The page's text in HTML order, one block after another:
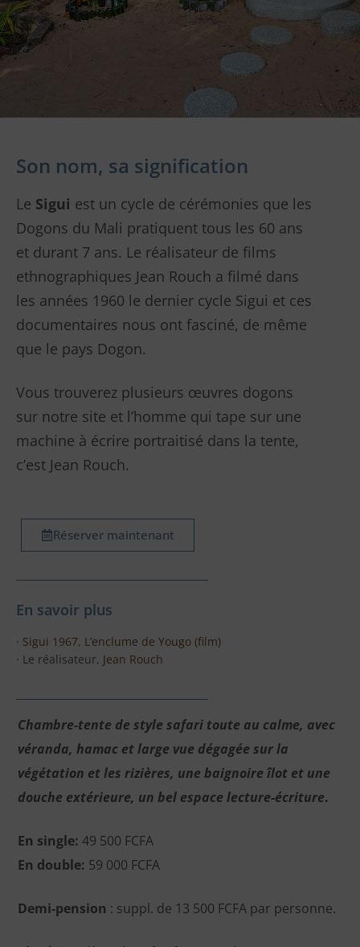
Son nom, sa signification
Le Sigui est un cycle de cérémonies que les
Dogons du Mali pratiquent tous les 60 ans
et durant 7 ans. Le réalisateur de films
ethnographiques Jean Rouch a filmé dans
les années 1960 le dernier cycle Sigui et ces
documentaires nous ont fasciné, de même
que le pays Dogon.
Vous trouverez plusieurs œuvres dogons
sur notre site et l’homme qui tape sur une
machine à écrire portraitisé dans la tente,
c’est Jean Rouch.
Réserver maintenant
En savoir plus
· Sigui 1967, L’enclume de Yougo (film)
· Le réalisateur, Jean Rouch
Chambre-tente de style safari toute au calme, avec
véranda, hamac et large vue dégagée sur la
végétation et les rizières, une baignoire îlot et une
douche extérieure, un bel espace lecture-écriture.
En single: 49 500 FCFA
En double: 59 000 FCFA
Demi-pension : suppl. de 13 500 FCFA par personne.